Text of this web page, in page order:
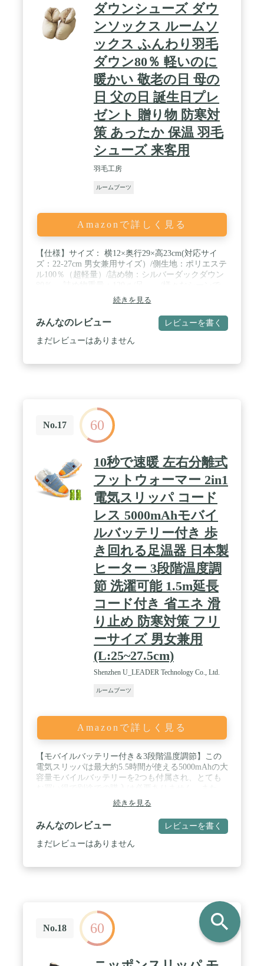
ダウンシューズ ダウ
ンソックス ルームソ
ックス ふんわり羽毛
ダウン80％ 軽いのに
暖かい 敬老の日 母の
日 父の日 誕生日プレ
ゼント 贈り物 防寒対
策 あったか 保温 羽毛
シューズ 来客用
羽毛工房
ルームブーツ
Amazonで詳しく見る
【仕様】サイズ： 横12×奥行29×高23cm(対応サイ
ズ：22-27cm 男女兼用サイズ）/側生地：ポリエステ
ル100％（超軽量）/詰め物：シルバーダックダウン
大活躍：寝る時、仕事中、風邪予防 /生産企画国：
中国生産、日本企画。 / 【高品質ダックダウンを使
用】ダウンは水鳥の胸部に生えているもので、羽軸
がなくふわふわしています。吸湿発散性に大変優れ
ており、軽くてたっぷり空気を含んでいます。ま
有のにおいを抑え、JIS基準より2倍の清浄度
1000mm以上、3倍の酸素計数1.6mg以下を達成！に
おいが苦手だった方にもご利用いただけるようにな
っております。 ※要注意：羽毛は天然素材ですの
で、いくら洗浄しても、完全に無臭ではございませ
ん。無臭であるならそれは羽毛ではないかもしれな
いし、無茶な加工をした悪い羽毛かもしれない。 /
【ご自宅で洗える】： ご自宅で丸洗いできるので、
汚れても大丈夫。 いつも清潔でお使いいただけ、気
持ちいい。 洗濯機でのお洗濯は、手洗いコースまた
は弱水コースを選択上、 洗濯ネットに入れて優しく
洗ってください。※お手入れは品質表示に従って行
ってください。誤ったお手入れは、品質低下・破損
の原因となります。 / 【細部へのこだわり】 ゴム
が付いてしっかり固定 / ソールの滑り止め加工
※【ご注意】底面に滑りとめは付いていますが、全
然滑らないわけではなく、履いたまま歩き回るのに
不向きとなっております。くれぐれも歩行時は注意
してください。 / ゆとりのある形状なので、脱ぎ
履きの楽々 / 生地もポリエステルで、ニット、ウ
ール類より、チクチクせず、痒くない。 / 【贈り物
におすすめ】敬老の日ギフト、父の日ギフト、母の
日ギフト、お誕生日プレゼント、クリスマス、新年
などの贈り物やプレゼントとしても是非おすすめし
文完了後は自動システムで出荷手配に移る為、注文
のキャンセル、変更等が対応できかねます。 注文確
容変更について手数料を請求させて頂きます。
続きを見る
みんなのレビュー レビューを書く
まだレビューはありません
No.17 60
10秒で速暖 左右分離式
フットウォーマー 2in1
電気スリッパ コード
レス 5000mAhモバイ
ルバッテリー付き 歩
き回れる足温器 日本製
ヒーター 3段階温度調
節 洗濯可能 1.5m延長
コード付き 省エネ 滑
り止め 防寒対策 フリ
ーサイズ 男女兼用
(L:25~27.5cm)
Shenzhen U_LEADER Technology Co., Ltd.
ルームブーツ
Amazonで詳しく見る
【モバイルバッテリー付き＆3段階温度調節】この
電気スリッパは最大約5.5時間が使える5000mAhの大
容量モバイルバッテリーを2つも付属され、とても
高・中・低3段階の温度調節が可能で、スリッパ本
体にある電源ボタンを押すと異なる温度モードに切
り替わります。最大65℃まで温めることができるの
で、真冬など寒さが厳しい環境でも足を温めてくれ
ます。 / 【2in1コードレス＆延長コード付き】コー
長コード（約1.5ｍ）を接続してご使用もできます。
使うシーンによってコードレスーにするのか、コー
ド付きにするのかを選べて、より便利で、使いやす
いです。 / 【日本製ヒーター＆10秒で速暖】軽くて
速暖性の高い日本製カーボンナノチューブのヒータ
ーを採用された足温器は、発熱が早く均等に温かさ
続きを見る
みんなのレビュー レビューを書く
まだレビューはありません
No.18 60 search